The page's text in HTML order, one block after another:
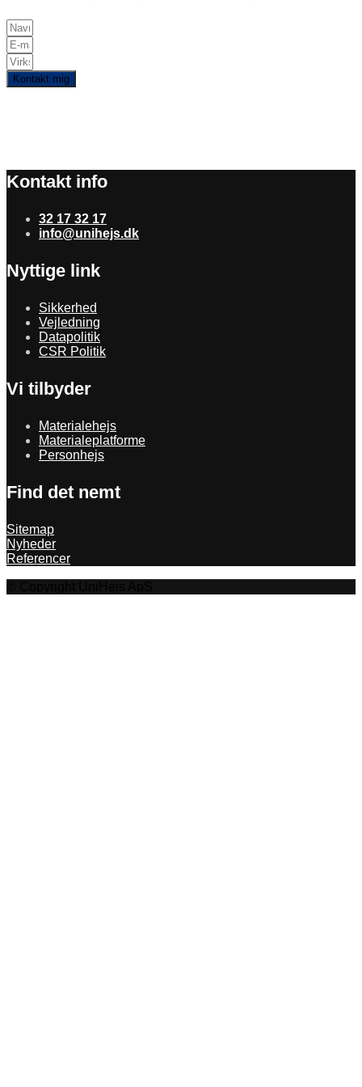
Kontakt mig
Kontakt info
32 17 32 17
info@unihejs.dk
Nyttige link
Sikkerhed
Vejledning
Datapolitik
CSR Politik
Vi tilbyder
Materialehejs
Materialeplatforme
Personhejs
Find det nemt
Sitemap
Nyheder
Referencer